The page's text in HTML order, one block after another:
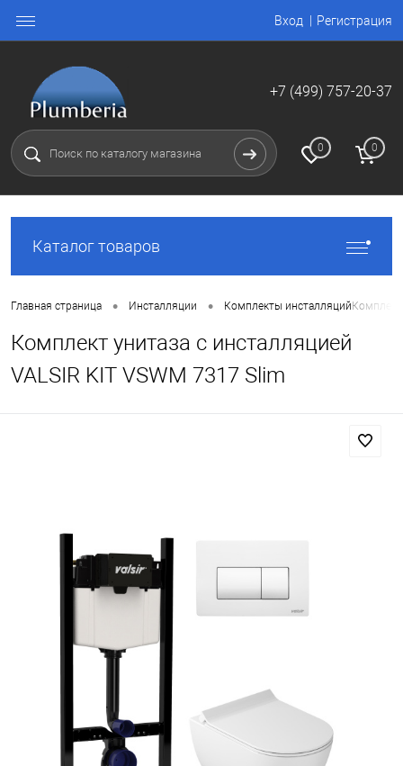
Вход Регистрация
+7 (499) 757-20-37
0 0
Каталог товаров
Главная страница • Инсталляции • Комплекты инсталляций Комплект
Комплект унитаза с инсталляцией
VALSIR KIT VSWM 7317 Slim